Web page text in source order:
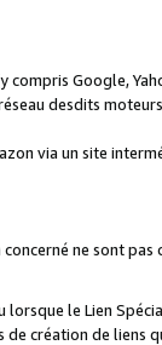
compris Google,
desdits
via un site
ne sont pas
lorsque le Lien
de création de liens